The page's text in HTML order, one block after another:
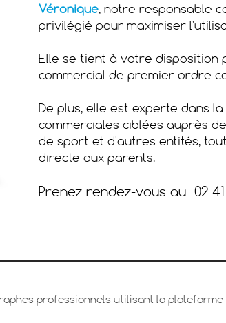
Véronique, notre responsable
privilégié pour maximiser
Elle se tient à votre disposition
commercial de premier ordre
De plus, elle est experte dans
commerciales ciblées auprès
de sport et d'autres entités,
directe aux parents.
Prenez rendez-vous au 02 41
professionnels utilisant la plateforme